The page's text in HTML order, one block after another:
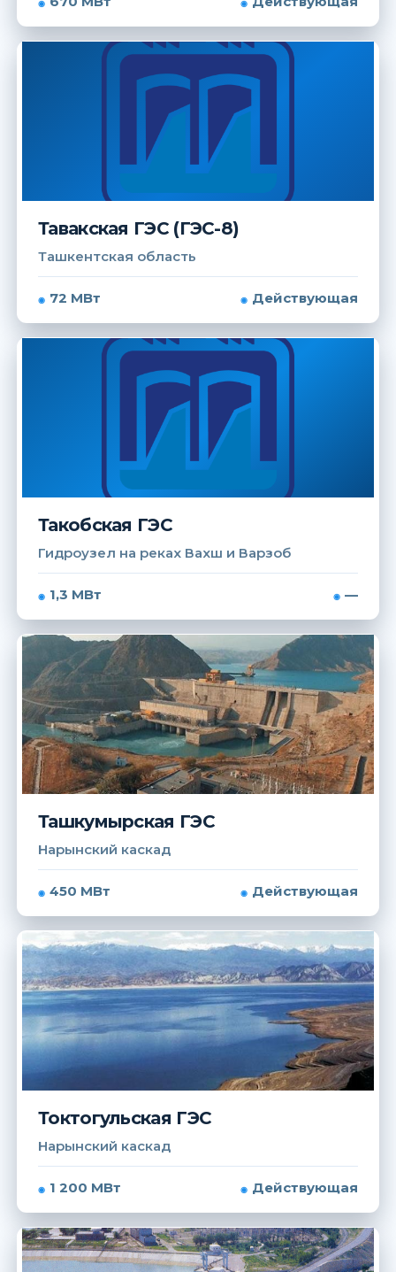
Тавакская ГЭС (ГЭС-8)
Ташкентская область
72 МВт Действующая
Такобская ГЭС
Гидроузел на реках Вахш и Варзоб
1,3 МВт —
Ташкумырская ГЭС
Нарынский каскад
450 МВт Действующая
Токтогульская ГЭС
Нарынский каскад
1 200 МВт Действующая